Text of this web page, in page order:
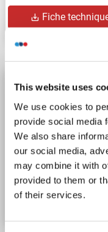
This website uses
We use cookies to
provide social media
We also share
our social media,
may combine it with
provided to them or
of their services.
Fiche
FLNC Kit ELISA
FLNC Reactivité:
Competition ELISA
N° du produit
Fiche technique